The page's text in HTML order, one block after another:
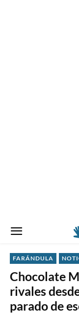
FARÁNDULA
Chocolate
rivales
parado de